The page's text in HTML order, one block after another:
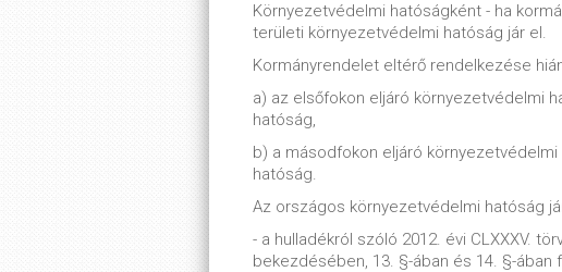
Környezetvédelmi hatóságként - ha
területi környezetvédelmi hatóság jár el.
Kormányrendelet eltérő rendelkezése
a) az elsőfokon eljáró környezetvédelmi
hatóság,
b) a másodfokon eljáró
hatóság.
Az országos környezetvédelmi hatóság
- a hulladékról szóló 2012. évi CLXXXV.
bekezdésében, 13. §-ában és 14. §-